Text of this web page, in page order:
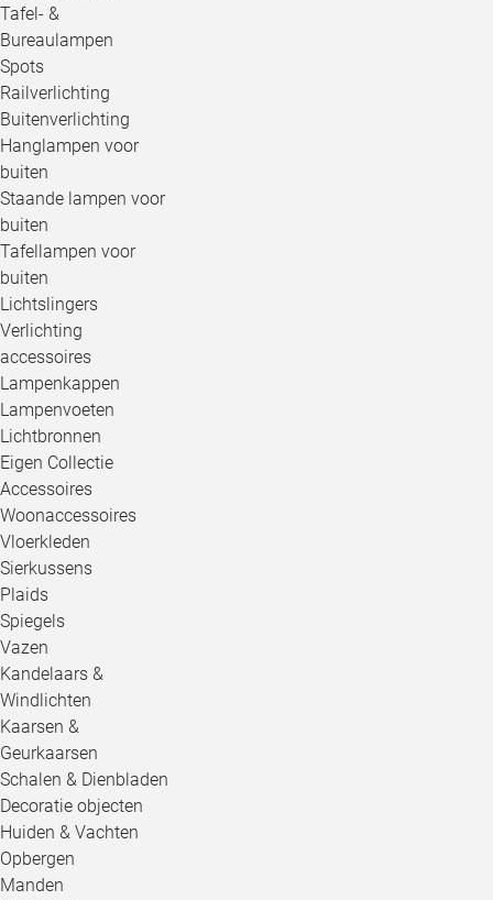
Tafel- &
Bureaulampen
Spots
Railverlichting
Buitenverlichting
Hanglampen voor
buiten
Staande lampen voor
buiten
Tafellampen voor
buiten
Lichtslingers
Verlichting
accessoires
Lampenkappen
Lampenvoeten
Lichtbronnen
Eigen Collectie
Accessoires
Woonaccessoires
Vloerkleden
Sierkussens
Plaids
Spiegels
Vazen
Kandelaars &
Windlichten
Kaarsen &
Geurkaarsen
Schalen & Dienbladen
Decoratie objecten
Huiden & Vachten
Opbergen
Manden